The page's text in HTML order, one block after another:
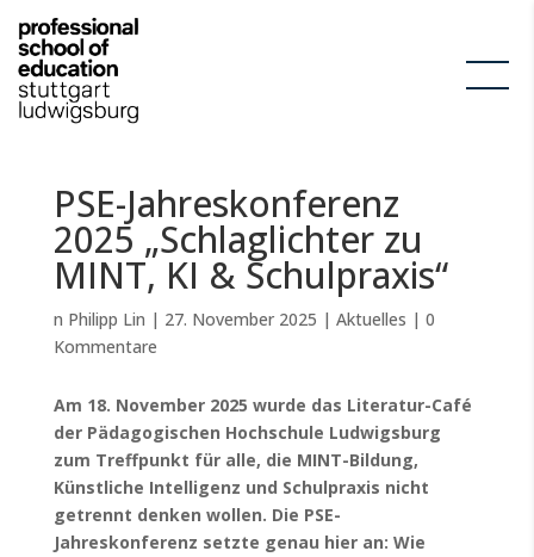
PSE-Jahreskonferenz
2025 „Schlaglichter zu
MINT, KI & Schulpraxis“
n Philipp Lin | 27. November 2025 | Aktuelles | 0
Kommentare
Am 18. November 2025 wurde das Literatur-Café
der Pädagogischen Hochschule Ludwigsburg
zum Treffpunkt für alle, die MINT-Bildung,
Künstliche Intelligenz und Schulpraxis nicht
getrennt denken wollen. Die PSE-
Jahreskonferenz setzte genau hier an: Wie